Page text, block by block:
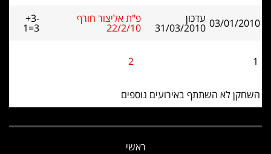
03/01/2010 עדכון
31/03/2010
פ"ת אליצור חורף
22/2/10
+3-
1=3
1
2
השחקן לא השתתף באירועים נוספים
ראשי